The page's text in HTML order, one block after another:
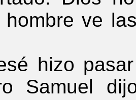
hombre ve
hizo pasar
Samuel